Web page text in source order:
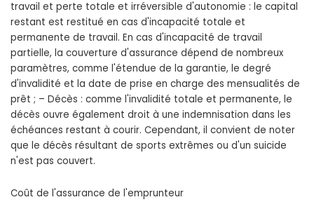
travail et perte totale et irréversible d'autonomie : le capital
restant est restitué en cas d'incapacité totale et
permanente de travail. En cas d'incapacité de travail
partielle, la couverture d'assurance dépend de nombreux
paramètres, comme l'étendue de la garantie, le degré
d'invalidité et la date de prise en charge des mensualités de
prêt ; – Décès : comme l'invalidité totale et permanente, le
décès ouvre également droit à une indemnisation dans les
échéances restant à courir. Cependant, il convient de noter
que le décès résultant de sports extrêmes ou d'un suicide
n'est pas couvert.
Coût de l'assurance de l'emprunteur